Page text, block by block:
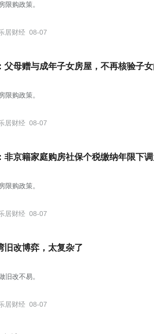
限购政策。
居财经 08-07
父母赠与成年子女房屋，不再核验子
限购政策。
居财经 08-07
非京籍家庭购房社保个税缴纳年限下
限购政策。
居财经 08-07
旧改博弈，太复杂了
旧改不易。
居财经 08-07